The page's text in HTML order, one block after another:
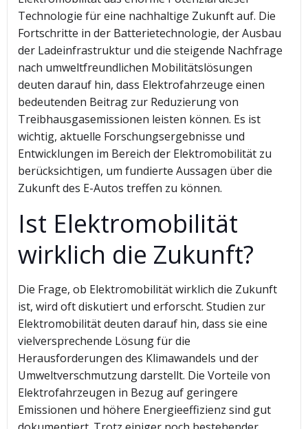
Technologie für eine nachhaltige Zukunft auf. Die
Fortschritte in der Batterietechnologie, der Ausbau
der Ladeinfrastruktur und die steigende Nachfrage
nach umweltfreundlichen Mobilitätslösungen
deuten darauf hin, dass Elektrofahrzeuge einen
bedeutenden Beitrag zur Reduzierung von
Treibhausgasemissionen leisten können. Es ist
wichtig, aktuelle Forschungsergebnisse und
Entwicklungen im Bereich der Elektromobilität zu
berücksichtigen, um fundierte Aussagen über die
Zukunft des E-Autos treffen zu können.
Ist Elektromobilität
wirklich die Zukunft?
Die Frage, ob Elektromobilität wirklich die Zukunft
ist, wird oft diskutiert und erforscht. Studien zur
Elektromobilität deuten darauf hin, dass sie eine
vielversprechende Lösung für die
Herausforderungen des Klimawandels und der
Umweltverschmutzung darstellt. Die Vorteile von
Elektrofahrzeugen in Bezug auf geringere
Emissionen und höhere Energieeffizienz sind gut